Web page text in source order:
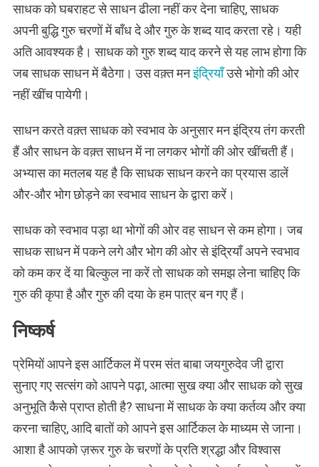
साधक को घबराहट से साधन ढीला नहीं कर देना चाहिए, साधक
अपनी बुद्धि गुरु चरणों में बाँध दे और गुरु के शब्द याद करता रहे। यही
अति आवश्यक है। साधक को गुरु शब्द याद करने से यह लाभ होगा कि
जब साधक साधन में बैठेगा। उस वक़्त मनइंद्रियाँउसे भोगो की ओर
नहीं खींच पायेगी।
साधन करते वक़्त साधक को स्वभाव के अनुसार मन इंद्रिय तंग करती
हैं और साधन के वक़्त साधन में ना लगकर भोगों की ओर खींचती हैं।
अभ्यास का मतलब यह है कि साधक साधन करने का प्रयास डालें
और-और भोग छोड़ने का स्वभाव साधन के द्वारा करें।
साधक को स्वभाव पड़ा था भोगों की ओर वह साधन से कम होगा। जब
साधक साधन में पकने लगे और भोग की ओर से इंद्रियाँ अपने स्वभाव
को कम कर दें या बिल्कुल ना करें तो साधक को समझ लेना चाहिए कि
गुरु की कृपा है और गुरु की दया के हम पात्र बन गए हैं।
निष्कर्ष
प्रेमियों आपने इस आर्टिकल में परम संत बाबा जयगुरुदेव जी द्वारा
सुनाए गए सत्संग को आपने पढ़ा, आत्मा सुख क्या और साधक को सुख
अनुभूति कैसे प्राप्त होती है? साधना में साधक के क्या कर्तव्य और क्या
करना चाहिए, आदि बातों को आपने इस आर्टिकल के माध्यम से जाना।
आशा है आपको ज़रूर गुरु के चरणों के प्रति श्रद्धा और विश्वास